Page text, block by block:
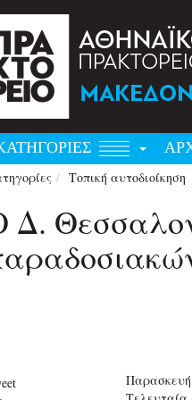
Τοπική αυτοδιοίκηση
Δ.